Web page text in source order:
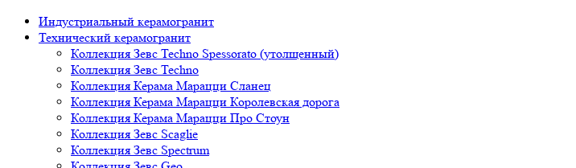
Индустриальный керамогранит
Технический керамогранит
Коллекция Зевс Techno Spessorato (утолщенный)
Коллекция Зевс Techno
Коллекция Керама Марацци Сланец
Коллекция Керама Марацци Королевская дорога
Коллекция Керама Марацци Про Стоун
Коллекция Зевс Scaglie
Коллекция Зевс Spectrum